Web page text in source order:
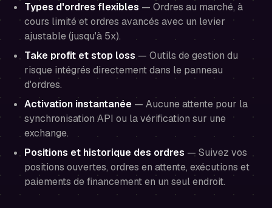
Types d'ordres flexibles — Ordres au marché, à
cours limité et ordres avancés avec un levier
ajustable (jusqu'à 5x).
Take profit et stop loss— Outils de gestion du
risque intégrés directement dans le panneau
d'ordres.
Activation instantanée — Aucune attente pour la
synchronisation API ou la vérification sur une
exchange.
Positions et historique des ordres — Suivez vos
positions ouvertes, ordres en attente, exécutions et
paiements de financement en un seul endroit.